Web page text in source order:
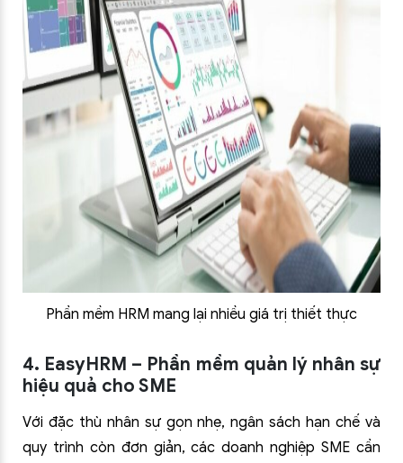
Phần mềm HRM mang lại nhiều giá trị thiết thực
4. EasyHRM – Phần mềm quản lý nhân sự
hiệu quả cho SME
Với đặc thù nhân sự gọn nhẹ, ngân sách hạn chế và
quy trình còn đơn giản, các doanh nghiệp SME cần